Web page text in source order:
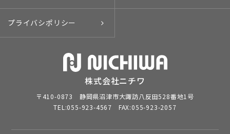
プライバシポリシー
株式会社ニチワ
〒410-0873 静岡県沼津市大諏訪八反田528番地1号
TEL:055-923-4567 FAX:055-923-2057